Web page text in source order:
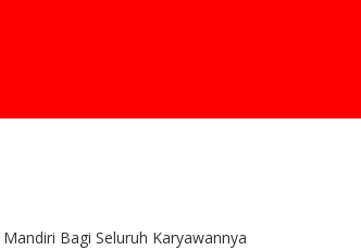
Bagi Seluruh Karyawannya